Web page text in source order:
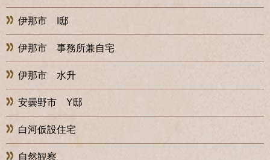
伊那市 I邸
伊那市 事務所兼自宅
伊那市 水升
安曇野市 Y邸
白河仮設住宅
自然観察